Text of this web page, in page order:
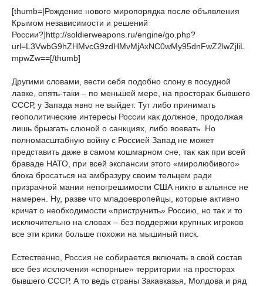
[thumb=|Рождение нового миропорядка после объявления
Крымом независимости и решений
России?]http://soldierweapons.ru/engine/go.php?
url=L3VwbG9hZHMvcG9zdHMvMjAxNC0wMy95dnFwZ2lwZjliL
mpwZw==[/thumb]
Другими словами, вести себя подобно слону в посудной
лавке, опять-таки – по меньшей мере, на просторах бывшего
СССР, у Запада явно не выйдет. Тут либо принимать
геополитические интересы России как должное, продолжая
лишь брызгать слюной о санкциях, либо воевать. Но
полномасштабную войну с Россией Запад не может
представить даже в самом кошмарном сне, так как при всей
браваде НАТО, при всей экспансии этого «миролюбивого»
блока бросаться на амбразуру своим тельцем ради
призрачной мании непогрешимости США никто в альянсе не
намерен. Ну, разве что младоевропейцы, которые активно
кричат о необходимости «приструнить» Россию, но так и то
исключительно на словах – без поддержки крупных игроков
все эти крики больше похожи на мышиный писк.
Естественно, Россия не собирается включать в свой состав
все без исключения «спорные» территории на просторах
бывшего СССР. А то ведь страны Закавказья, Молдова и ряд